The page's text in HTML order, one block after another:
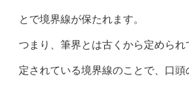
とで境界線が保たれます。
つまり、筆界とは古くから定めら
定されている境界線のことで、口